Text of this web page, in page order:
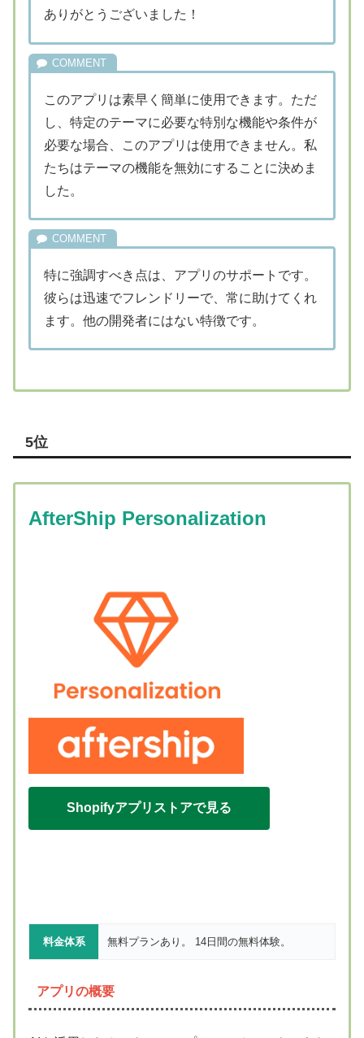
ありがとうございました！
このアプリは素早く簡単に使用できます。ただ
し、特定のテーマに必要な特別な機能や条件が
必要な場合、このアプリは使用できません。私
たちはテーマの機能を無効にすることに決めま
した。
特に強調すべき点は、アプリのサポートです。
彼らは迅速でフレンドリーで、常に助けてくれ
ます。他の開発者にはない特徴です。
5位
AfterShip Personalization
Shopifyアプリストアで見る
料金体系 無料プランあり。 14日間の無料体験。
アプリの概要